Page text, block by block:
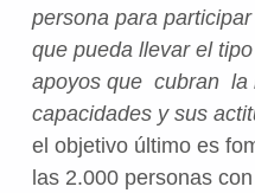
persona para
que pueda llevar el
apoyos que cubran la
capacidades y sus
el objetivo último es
las 2.000 personas